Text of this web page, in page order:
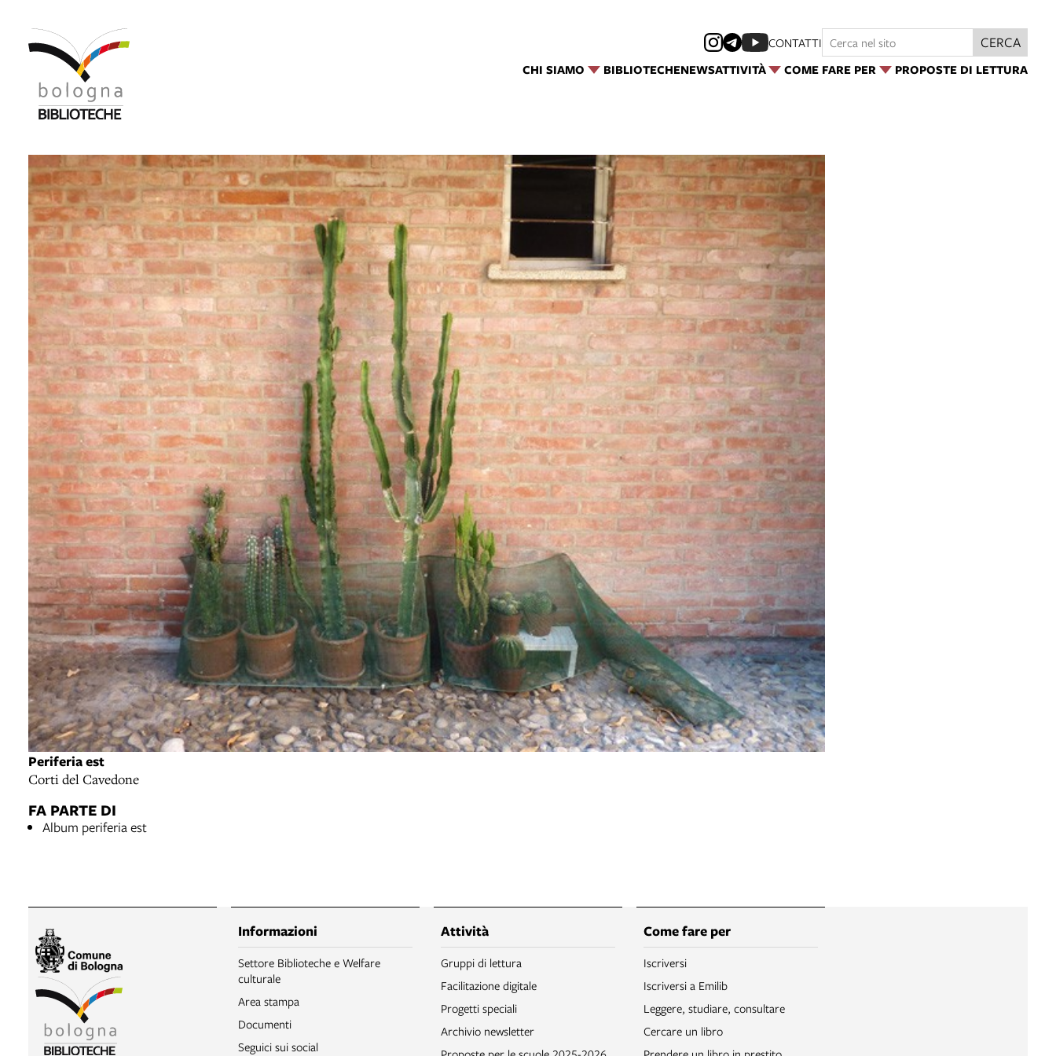
CHI SIAMO BIBLIOTECHENEWSATTIVITÀ COME FARE PER PROPOSTE DI LETTURA
CONTATTI CERCA
Periferia est
Corti del Cavedone
FA PARTE DI
Album periferia est
Informazioni
Settore Biblioteche e Welfare
culturale
Area stampa
Documenti
Seguici sui social
Attività
Gruppi di lettura
Facilitazione digitale
Progetti speciali
Archivio newsletter
Come fare per
Iscriversi
Iscriversi a Emilib
Leggere, studiare, consultare
Cercare un libro